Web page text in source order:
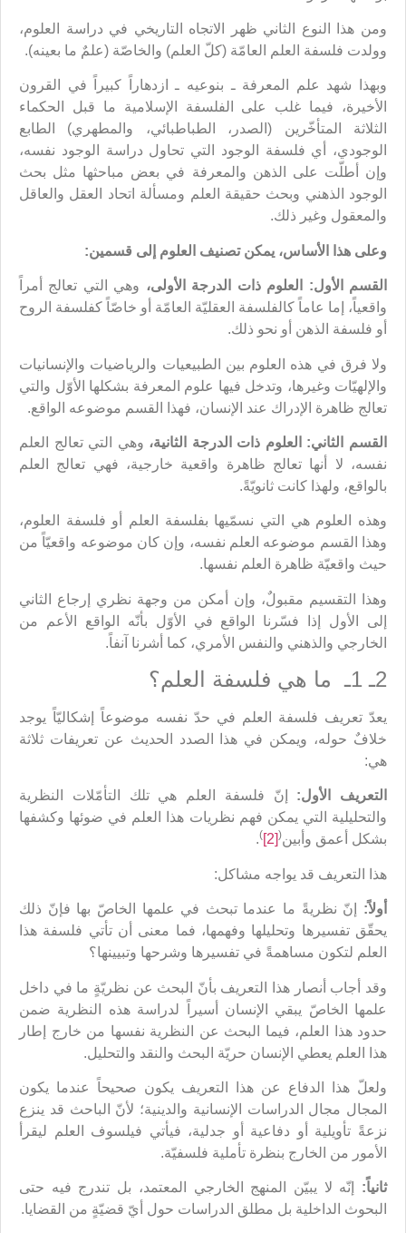
ومن هذا النوع الثاني ظهر الاتجاه التاريخي في دراسة العلوم،
وولدت فلسفة العلم العامّة (كلّ العلم) والخاصّة (علمٌ ما بعينه).
وبهذا شهد علم المعرفة ـ بنوعيه ـ ازدهاراً كبيراً في القرون
الأخيرة، فيما غلب على الفلسفة الإسلامية ما قبل الحكماء
الثلاثة المتأخّرين (الصدر، الطباطبائي، والمطهري) الطابع
الوجودي، أي فلسفة الوجود التي تحاول دراسة الوجود نفسه،
وإن أطلّت على الذهن والمعرفة في بعض مباحثها مثل بحث
الوجود الذهني وبحث حقيقة العلم ومسألة اتحاد العقل والعاقل
والمعقول وغير ذلك.
وعلى هذا الأساس، يمكن تصنيف العلوم إلى قسمين:
القسم الأول: العلوم ذات الدرجة الأولى، وهي التي تعالج أمراً
واقعياً، إما عاماً كالفلسفة العقليّة العامّة أو خاصّاً كفلسفة الروح
أو فلسفة الذهن أو نحو ذلك.
ولا فرق في هذه العلوم بين الطبيعيات والرياضيات والإنسانيات
والإلهيّات وغيرها، وتدخل فيها علوم المعرفة بشكلها الأوّل والتي
تعالج ظاهرة الإدراك عند الإنسان، فهذا القسم موضوعه الواقع.
القسم الثاني: العلوم ذات الدرجة الثانية، وهي التي تعالج العلم
نفسه، لا أنها تعالج ظاهرة واقعية خارجية، فهي تعالج العلم
بالواقع، ولهذا كانت ثانويّةً.
وهذه العلوم هي التي نسمّيها بفلسفة العلم أو فلسفة العلوم،
وهذا القسم موضوعه العلم نفسه، وإن كان موضوعه واقعيّاً من
حيث واقعيّة ظاهرة العلم نفسها.
وهذا التقسيم مقبولٌ، وإن أمكن من وجهة نظري إرجاع الثاني
إلى الأول إذا فسّرنا الواقع في الأوّل بأنّه الواقع الأعم من
الخارجي والذهني والنفس الأمري، كما أشرنا آنفاً.
2ـ 1ـ ما هي فلسفة العلم؟
يعدّ تعريف فلسفة العلم في حدّ نفسه موضوعاً إشكاليّاً يوجد
خلافٌ حوله، ويمكن في هذا الصدد الحديث عن تعريفات ثلاثة
هي:
التعريف الأول:
إنّ فلسفة العلم هي تلك التأمّلات النظرية
والتحليلية التي يمكن فهم نظريات هذا العلم في ضوئها وكشفها
بشكل أعمق وأبين(
)
.
هذا التعريف قد يواجه مشاكل:
أولاً: إنّ نظريةً ما عندما تبحث في علمها الخاصّ بها فإنّ ذلك
يحقّق تفسيرها وتحليلها وفهمها، فما معنى أن تأتي فلسفة هذا
العلم لتكون مساهمةً في تفسيرها وشرحها وتبيينها؟
وقد أجاب أنصار هذا التعريف بأنّ البحث عن نظريّةٍ ما في داخل
علمها الخاصّ يبقي الإنسان أسيراً لدراسة هذه النظرية ضمن
حدود هذا العلم، فيما البحث عن النظرية نفسها من خارج إطار
هذا العلم يعطي الإنسان حريّة البحث والنقد والتحليل.
ولعلّ هذا الدفاع عن هذا التعريف يكون صحيحاً عندما يكون
المجال مجال الدراسات الإنسانية والدينية؛ لأنّ الباحث قد ينزع
نزعةً تأويلية أو دفاعية أو جدلية، فيأتي فيلسوف العلم ليقرأ
الأمور من الخارج بنظرة تأملية فلسفيّة.
ثانياً: إنّه لا يبيّن المنهج الخارجي المعتمد، بل تندرج فيه حتى
البحوث الداخلية بل مطلق الدراسات حول أيّ قضيّةٍ من القضايا.